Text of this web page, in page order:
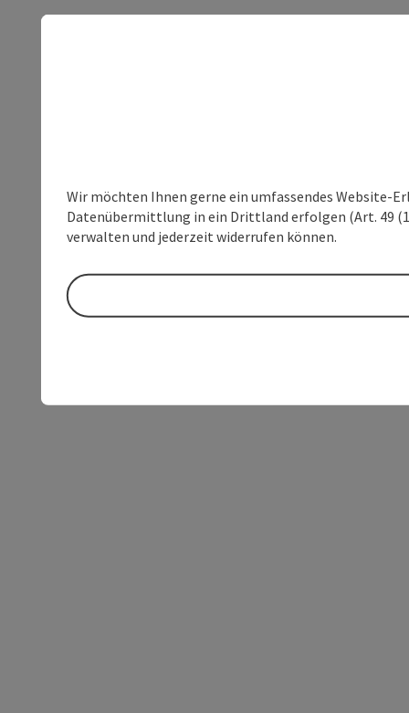
Wir möchten Ihnen gerne ein umfassendes Website-
Datenübermittlung in ein Drittland erfolgen (Art. 49
verwalten und jederzeit widerrufen können.